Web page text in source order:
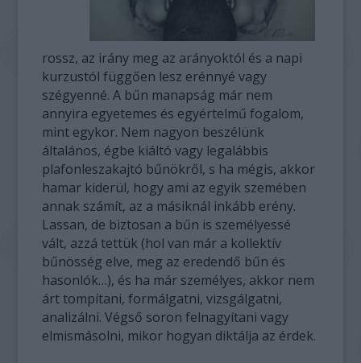
rossz, az irány meg az arányoktól és a napi
kurzustól függően lesz erénnyé vagy
szégyenné. A bűn manapság már nem
annyira egyetemes és egyértelmű fogalom,
mint egykor. Nem nagyon beszélünk
általános, égbe kiáltó vagy legalábbis
plafonleszakajtó bűnökről, s ha mégis, akkor
hamar kiderül, hogy ami az egyik szemében
annak számít, az a másiknál inkább erény.
Lassan, de biztosan a bűn is személyessé
vált, azzá tettük (hol van már a kollektív
bűnösség elve, meg az eredendő bűn és
hasonlók…), és ha már személyes, akkor nem
árt tompítani, formálgatni, vizsgálgatni,
analizálni. Végső soron felnagyítani vagy
elmismásolni, mikor hogyan diktálja az érdek.